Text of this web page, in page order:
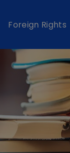
Foreign Rights